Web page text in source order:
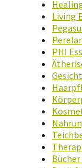
Living
PHI